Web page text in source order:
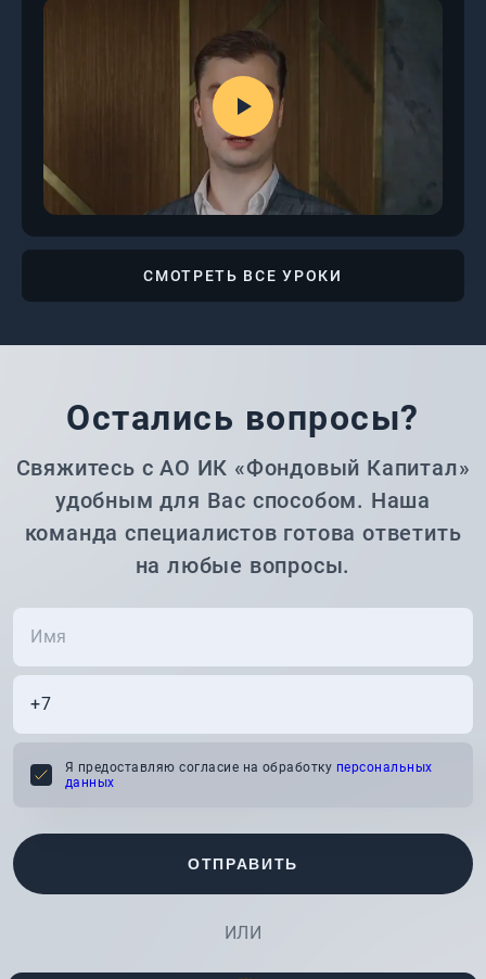
СМОТРЕТЬ ВСЕ УРОКИ
Остались вопросы?
Свяжитесь с АО ИК «Фондовый Капитал»
удобным для Вас способом. Наша
команда специалистов готова ответить
на любые вопросы.
Я предоставляю согласие на обработку персональных
данных
ОТПРАВИТЬ
ИЛИ